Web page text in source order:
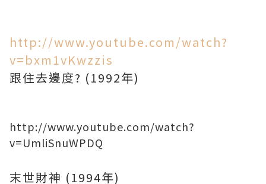
http://www.youtube.com/watch?
v=bxm1vKwzzis
跟住去邊度? (1992年)
http://www.youtube.com/watch?
v=UmliSnuWPDQ
末世財神 (1994年)